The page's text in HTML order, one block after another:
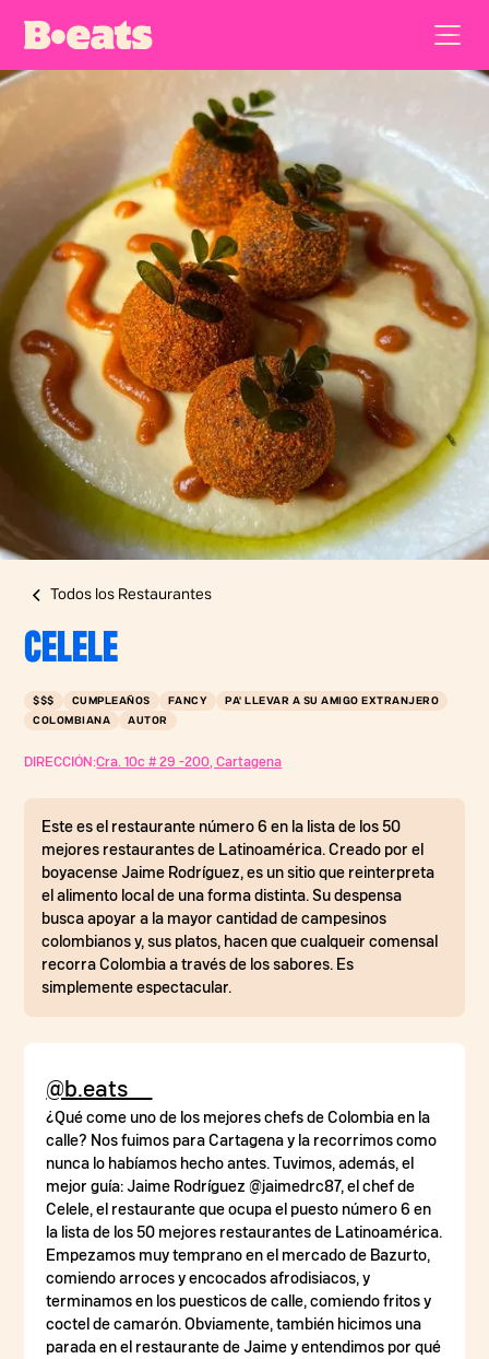
Todos los Restaurantes
CELELE
$$$ CUMPLEAÑOS FANCY
PA' LLEVAR A SU AMIGO EXTRANJERO
COLOMBIANA
AUTOR
DIRECCIÓN:Cra. 10c # 29 -200, Cartagena
Este es el restaurante número 6 en la lista de los 50
mejores restaurantes de Latinoamérica. Creado por el
boyacense Jaime Rodríguez, es un sitio que reinterpreta
el alimento local de una forma distinta. Su despensa
busca apoyar a la mayor cantidad de campesinos
colombianos y, sus platos, hacen que cualqueir comensal
recorra Colombia a través de los sabores. Es
simplemente espectacular.
@b.eats__
¿Qué come uno de los mejores chefs de Colombia en la
calle? Nos fuimos para Cartagena y la recorrimos como
nunca lo habíamos hecho antes. Tuvimos, además, el
mejor guía: Jaime Rodríguez @jaimedrc87, el chef de
Celele, el restaurante que ocupa el puesto número 6 en
la lista de los 50 mejores restaurantes de Latinoamérica.
Empezamos muy temprano en el mercado de Bazurto,
comiendo arroces y encocados afrodisiacos, y
terminamos en los puesticos de calle, comiendo fritos y
coctel de camarón. Obviamente, también hicimos una
parada en el restaurante de Jaime y entendimos por qué